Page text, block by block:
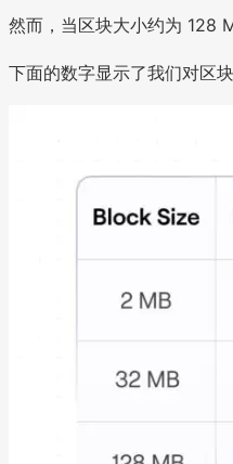
然而，当区块大小约为 128
下面的数字显示了我们对区